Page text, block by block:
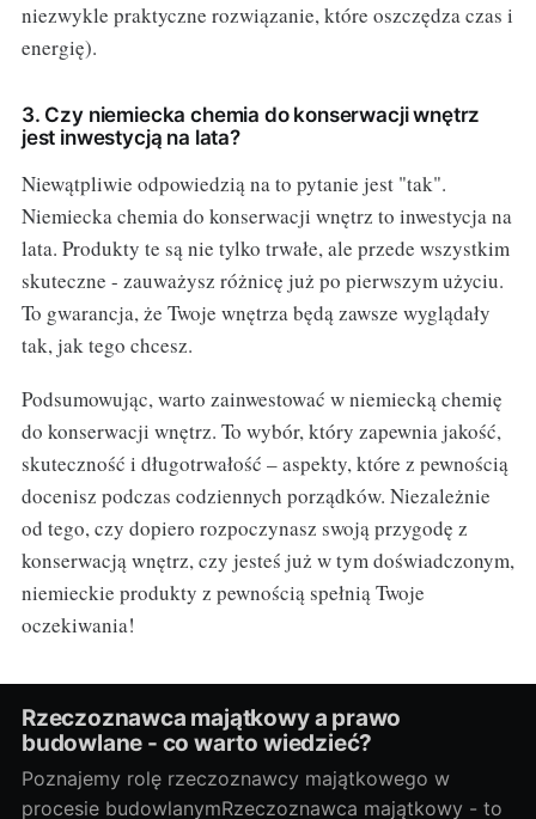
niezwykle praktyczne rozwiązanie, które oszczędza czas i
energię).
3. Czy niemiecka chemia do konserwacji wnętrz
jest inwestycją na lata?
Niewątpliwie odpowiedzią na to pytanie jest "tak".
Niemiecka chemia do konserwacji wnętrz to inwestycja na
lata. Produkty te są nie tylko trwałe, ale przede wszystkim
skuteczne - zauważysz różnicę już po pierwszym użyciu.
To gwarancja, że Twoje wnętrza będą zawsze wyglądały
tak, jak tego chcesz.
Podsumowując, warto zainwestować w niemiecką chemię
do konserwacji wnętrz. To wybór, który zapewnia jakość,
skuteczność i długotrwałość – aspekty, które z pewnością
docenisz podczas codziennych porządków. Niezależnie
od tego, czy dopiero rozpoczynasz swoją przygodę z
konserwacją wnętrz, czy jesteś już w tym doświadczonym,
niemieckie produkty z pewnością spełnią Twoje
oczekiwania!
Rzeczoznawca majątkowy a prawo
budowlane - co warto wiedzieć?
Poznajemy rolę rzeczoznawcy majątkowego w
procesie budowlanymRzeczoznawca majątkowy - to